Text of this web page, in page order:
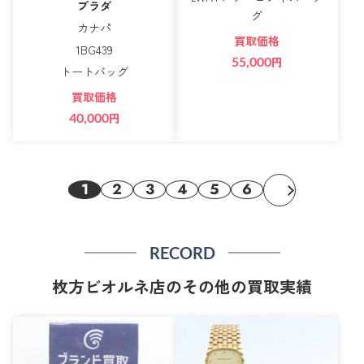
プラダ
カナパ
1BG439
トートバッグ
買取価格
40,000円
グ
買取価格
55,000円
1 2 3 4 5 6
RECORD
枚方ビオルネ店のその他の買取実績